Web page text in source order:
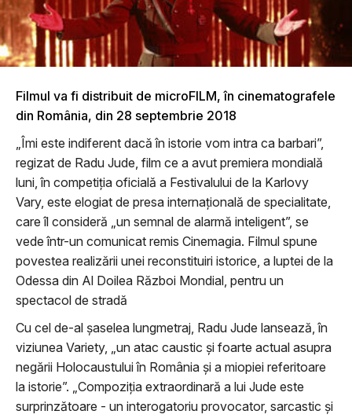
Filmul va fi distribuit de microFILM, în cinematografele
din România, din 28 septembrie 2018
„Îmi este indiferent dacă în istorie vom intra ca barbari”,
regizat de Radu Jude, film ce a avut premiera mondială
luni, în competiția oficială a Festivalului de la Karlovy
Vary, este elogiat de presa internațională de specialitate,
care îl consideră „un semnal de alarmă inteligent”, se
vede într-un comunicat remis Cinemagia. Filmul spune
povestea realizării unei reconstituiri istorice, a luptei de la
Odessa din Al Doilea Război Mondial, pentru un
spectacol de stradă
Cu cel de-al şaselea lungmetraj, Radu Jude lansează, în
viziunea Variety, „un atac caustic și foarte actual asupra
negării Holocaustului în România și a miopiei referitoare
la istorie”. „Compoziția extraordinară a lui Jude este
surprinzătoare - un interogatoriu provocator, sarcastic și